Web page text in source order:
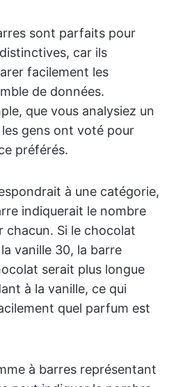
sont parfaits pour
car ils
facilement les
de données.
que vous analysiez un
gens ont voté pour
préférés.
à une catégorie,
indiquerait le nombre
chacun. Si le chocolat
vanille 30, la barre
serait plus longue
à la vanille, ce qui
quel parfum est
à barres représentant